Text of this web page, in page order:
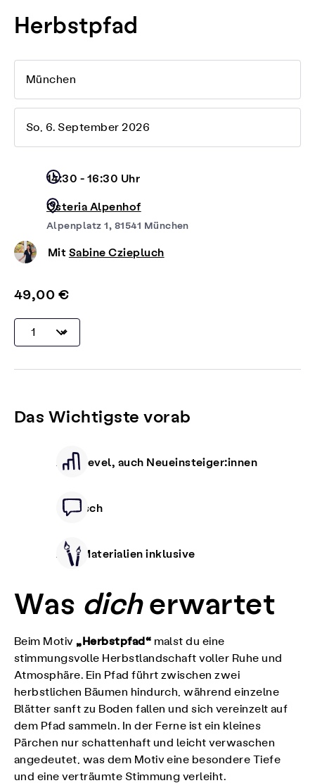
Herbstpfad
München
So, 6. September 2026
14:30 - 16:30 Uhr
Osteria Alpenhof
Alpenplatz 1, 81541 München
Mit Sabine Cziepluch
49,00 €
Das Wichtigste vorab
Alle Level, auch Neueinsteiger:innen
Deutsch
Alle Materialien inklusive
Was dicherwartet
Beim Motiv„Herbstpfad“ malst du eine
stimmungsvolle Herbstlandschaft voller Ruhe und
Atmosphäre. Ein Pfad führt zwischen zwei
herbstlichen Bäumen hindurch, während einzelne
Blätter sanft zu Boden fallen und sich vereinzelt auf
dem Pfad sammeln. In der Ferne ist ein kleines
Pärchen nur schattenhaft und leicht verwaschen
angedeutet, was dem Motiv eine besondere Tiefe
und eine verträumte Stimmung verleiht.